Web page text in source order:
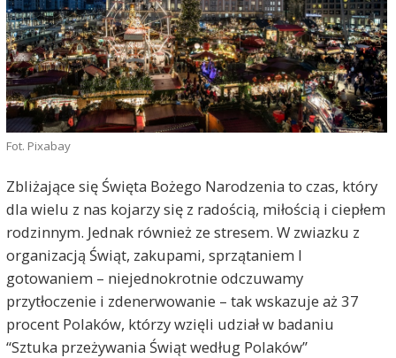
Fot. Pixabay
Zbliżające się Święta Bożego Narodzenia to czas, który
dla wielu z nas kojarzy się z radością, miłością i ciepłem
rodzinnym. Jednak również ze stresem. W zwiazku z
organizacją Świąt, zakupami, sprzątaniem I
gotowaniem – niejednokrotnie odczuwamy
przytłoczenie i zdenerwowanie – tak wskazuje aż 37
procent Polaków, którzy wzięli udział w badaniu
“Sztuka przeżywania Świąt według Polaków”